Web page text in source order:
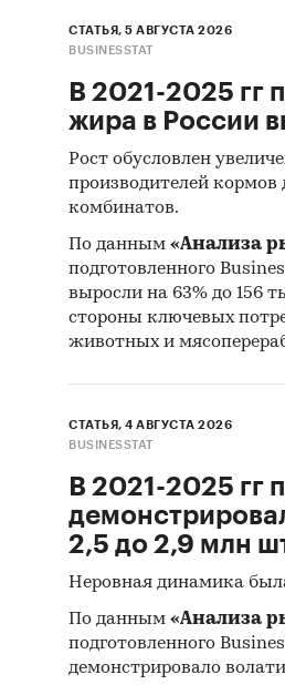
СТАТЬЯ, 5 АВГУСТА 2026
BUSINESSTAT
В 2021-2025 гг
жира в России
Рост обусловлен
производителей
комбинатов.
По данным «Анализа
подготовленного
выросли на 63% до 156
стороны ключевых
животных и
СТАТЬЯ, 4 АВГУСТА 2026
BUSINESSTAT
В 2021-2025 гг
2,5 до 2,9 млн
Неровная динамика
По данным «Анализа
подготовленного
демонстрировало